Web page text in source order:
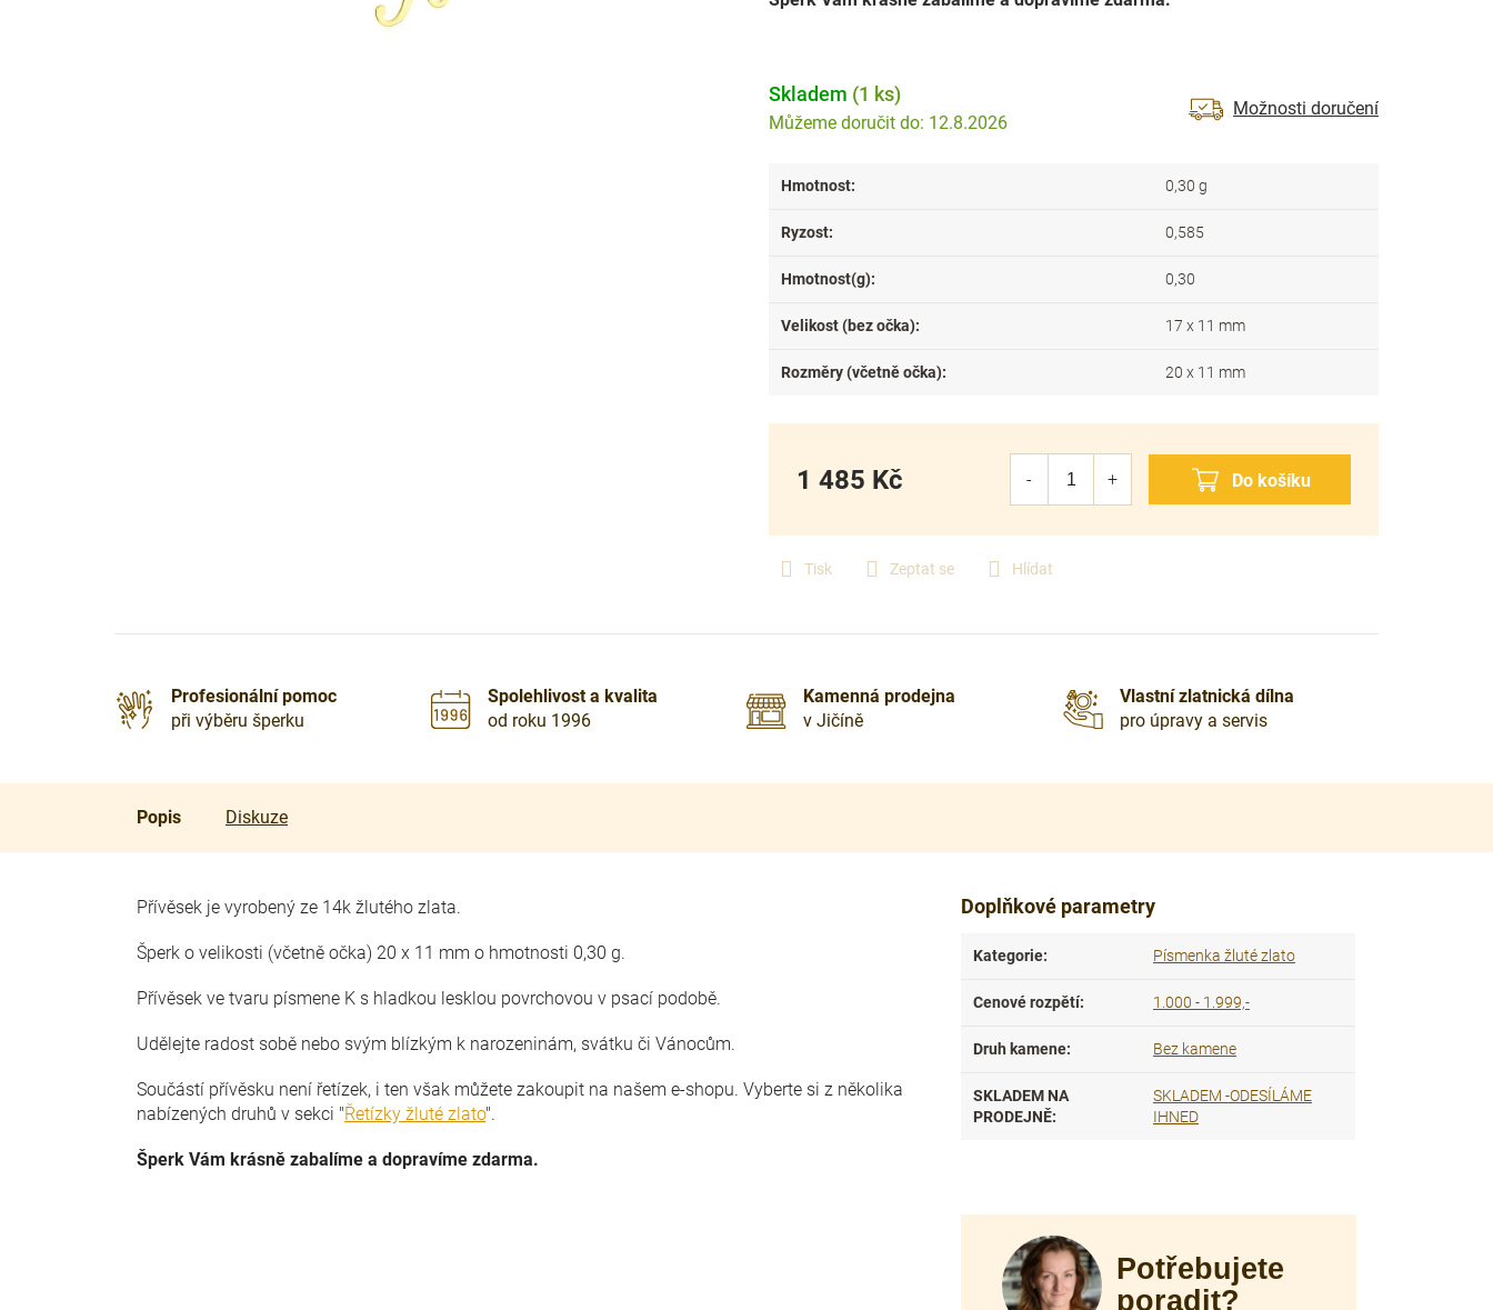
Tisk Zeptat se Hlídat
Skladem (1 ks)
12.8.2026
Možnosti doručení
1 485 Kč
Hmotnost: 0,30 g
Ryzost: 0,585
Hmotnost(g): 0,30
Velikost (bez očka): 17 x 11 mm
Rozměry (včetně očka): 20 x 11 mm
Profesionální pomoc
při výběru šperku
Spolehlivost a kvalita
od roku 1996
Kamenná prodejna
v Jičíně
Vlastní zlatnická dílna
pro úpravy a servis
Popis Diskuze
Přívěsek je vyrobený ze 14k žlutého zlata.
Šperk o velikosti (včetně očka) 20 x 11 mm o hmotnosti 0,30 g.
Přívěsek ve tvaru písmene K s hladkou lesklou povrchovou v psací podobě.
Udělejte radost sobě nebo svým blízkým k narozeninám, svátku či Vánocům.
Součástí přívěsku není řetízek, i ten však můžete zakoupit na našem e-shopu. Vyberte si z několika
nabízených druhů v sekci "Řetízky žluté zlato".
Šperk Vám krásně zabalíme a dopravíme zdarma.
Doplňkové parametry
Kategorie: Písmenka žluté zlato
Cenové rozpětí: 1.000 - 1.999,-
Druh kamene: Bez kamene
SKLADEM NA
PRODEJNĚ:
SKLADEM -ODESÍLÁME
IHNED
Potřebujete
poradit?